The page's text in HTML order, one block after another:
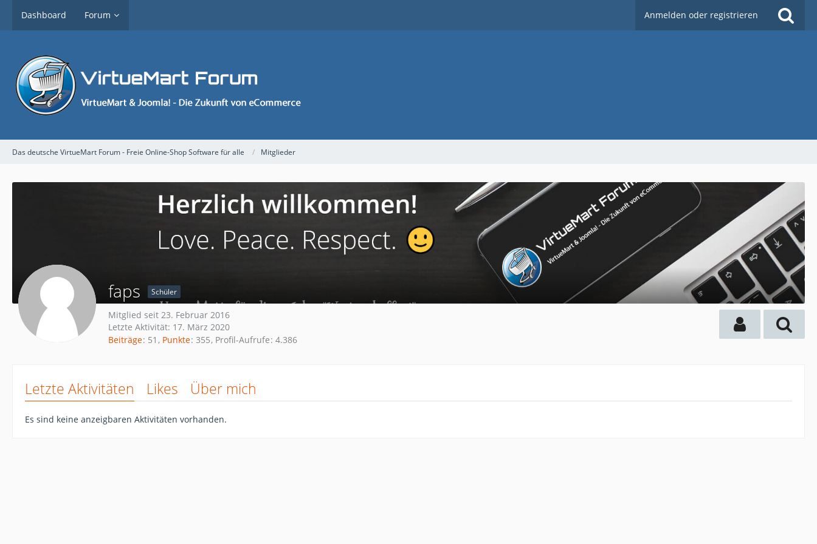
Dashboard Forum Anmelden oder registrieren
Das deutsche VirtueMart Forum - Freie Online-Shop Software für alle Mitglieder
faps Schüler
Mitglied seit 23. Februar 2016
Letzte Aktivität: 17. März 2020
Beiträge 51 Punkte 355 Profil-Aufrufe 4.386
Letzte Aktivitäten Likes Über mich
Es sind keine anzeigbaren Aktivitäten vorhanden.